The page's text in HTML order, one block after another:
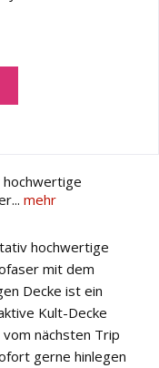
hochwertige
mehr
hochwertige
mit dem
Decke ist ein
Kult-Decke
nächsten Trip
gerne hinlegen